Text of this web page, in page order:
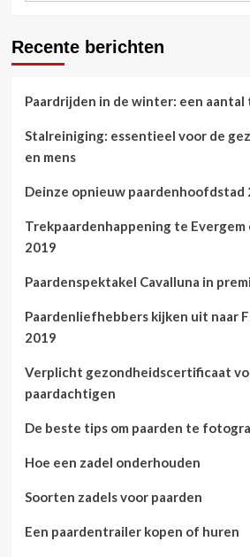
Recente berichten
Paardrijden in de winter: een aantal
Stalreiniging: essentieel voor de
en mens
Deinze opnieuw paardenhoofdstad
Trekpaardenhappening te Evergem
2019
Paardenspektakel Cavalluna in
Paardenliefhebbers kijken uit naar
2019
Verplicht gezondheidscertificaat
paardachtigen
De beste tips om paarden te
Hoe een zadel onderhouden
Soorten zadels voor paarden
Een paardentrailer kopen of huren